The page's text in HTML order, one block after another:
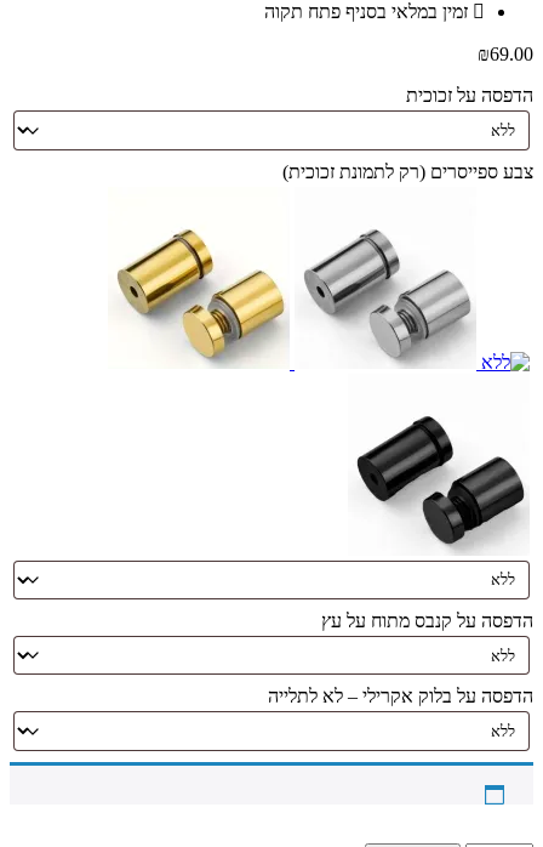
זמין במלאי בסניף פתח תקוה
₪69.00
הדפסה על זכוכית
צבע ספייסרים (רק לתמונת זכוכית)
הדפסה על קנבס מתוח על עץ
הדפסה על בלוק אקרילי – לא לתלייה